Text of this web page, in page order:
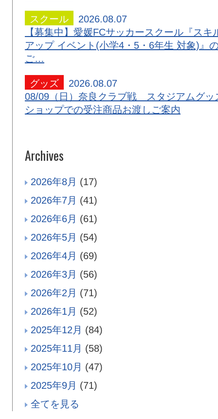
スクール
2026.08.07
【募集中】愛媛FCサッカースクール『スキ
アップ イベント(小学4・5・6年生 対象)』
ご…
グッズ
2026.08.07
08/09（日）奈良クラブ戦 スタジアムグッ
ショップでの受注商品お渡しご案内
Archives
2026年8月 (17)
2026年7月 (41)
2026年6月 (61)
2026年5月 (54)
2026年4月 (69)
2026年3月 (56)
2026年2月 (71)
2026年1月 (52)
2025年12月 (84)
2025年11月 (58)
2025年10月 (47)
2025年9月 (71)
全てを見る